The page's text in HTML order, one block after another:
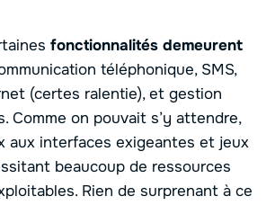
fonctionnalités demeurent
téléphonique, SMS,
(certes ralentie), et gestion
Comme on pouvait s’y attendre,
aux interfaces exigeantes et jeux
beaucoup de ressources
Rien de surprenant à ce